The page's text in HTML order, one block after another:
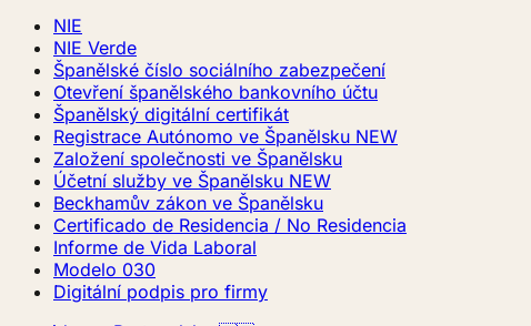
NIE
NIE Verde
Španělské číslo sociálního zabezpečení
Otevření španělského bankovního účtu
Španělský digitální certifikát
Registrace Autónomo ve Španělsku NEW
Založení společnosti ve Španělsku
Účetní služby ve Španělsku NEW
Beckhamův zákon ve Španělsku
Certificado de Residencia / No Residencia
Informe de Vida Laboral
Modelo 030
Digitální podpis pro firmy